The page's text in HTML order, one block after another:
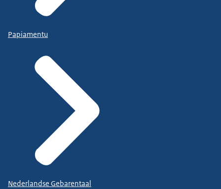
Papiamentu
Nederlandse Gebarentaal